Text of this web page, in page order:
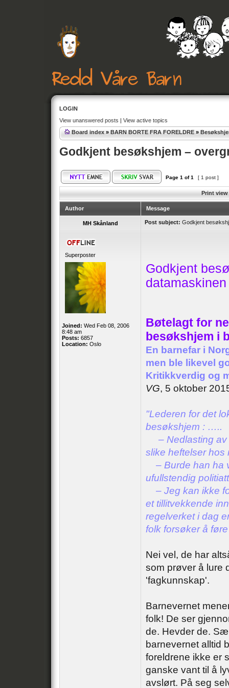
LOGIN
View unanswered posts | View active topics
Board index » BARN BORTE FRA FORELDRE »
Godkjent besøkshjem –
Page 1 of1 [ 1 post ]
Print view
Author Message
MH Skånland Post subject: Godkjent
Superposter
Joined: Wed Feb 08, 2006
8:48 am
Posts: 6857
Location: Oslo
Godkjent
datamaskinen
Bøtelagt for
besøkshjem i
En barnefar i
men ble likevel
Kritikkverdig og
VG, 5 oktober
"Lederen for det
besøkshjem : …..
– Nedlasting av
slike heftelser hos
– Burde han ha
ufullstendig
– Jeg kan ikke
et tillitvekkende
regelverket i dag
folk forsøker å
Nei vel, de har
som prøver å lure
'fagkunnskap'.
Barnevernet
folk! De ser
de. Hevder de.
barnevernet alltid
foreldrene ikke er
ganske vant til å
avslørt. På seg